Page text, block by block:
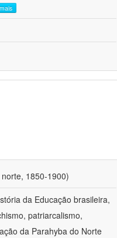
1850-1900)
da Educação brasileira,
patriarcalismo,
da Parahyba do Norte